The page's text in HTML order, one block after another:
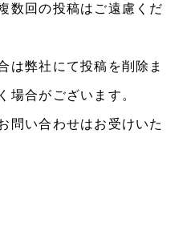
数回の投稿はご遠慮くだ
は弊社にて投稿を削除ま
場合がございます。
問い合わせはお受けいた